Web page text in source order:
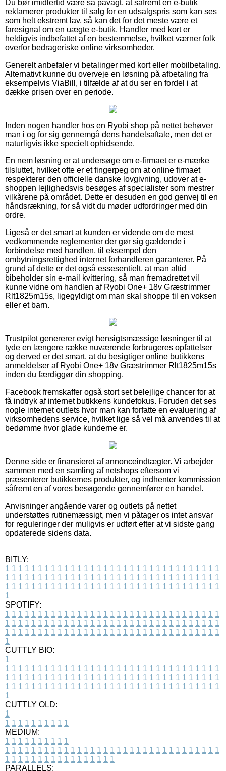
Du bør imidlertid være så påvagt, at såfremt en e-butik
reklamerer produkter til salg for en udsalgspris som kan ses
som helt ekstremt lav, så kan det for det meste være et
faresignal om en uægte e-butik. Handler med kort er
heldigvis indbefattet af en bestemmelse, hvilket værner folk
overfor bedrageriske online virksomheder.
Generelt anbefaler vi betalinger med kort eller mobilbetaling.
Alternativt kunne du overveje en løsning på afbetaling fra
eksempelvis ViaBill, i tilfælde af at du ser en fordel i at
dække prisen over en periode.
Inden nogen handler hos en Ryobi shop på nettet behøver
man i og for sig gennemgå dens handelsaftale, men det er
naturligvis ikke specielt ophidsende.
En nem løsning er at undersøge om e-firmaet er e-mærke
tilsluttet, hvilket ofte er et fingerpeg om at online firmaet
respekterer den officielle danske lovgivning, udover at e-
shoppen lejlighedsvis besøges af specialister som mestrer
vilkårene på området. Dette er desuden en god genvej til en
håndsrækning, for så vidt du møder udfordringer med din
ordre.
Ligeså er det smart at kunden er vidende om de mest
vedkommende reglementer der gør sig gældende i
forbindelse med handlen, til eksempel den
ombytningsrettighed internet forhandleren garanterer. På
grund af dette er det også essesentielt, at man altid
bibeholder sin e-mail kvittering, så man fremadrettet vil
kunne vidne om handlen af Ryobi One+ 18v Græstrimmer
Rlt1825m15s, ligegyldigt om man skal shoppe til en voksen
eller et barn.
Trustpilot genererer evigt hensigtsmæssige løsninger til at
tyde en længere række nuværende forbrugeres opfattelser
og derved er det smart, at du besigtiger online butikkens
anmeldelser af Ryobi One+ 18v Græstrimmer Rlt1825m15s
inden du færdiggør din shopping.
Facebook fremskaffer også stort set belejlige chancer for at
få indtryk af internet butikkens kundefokus. Foruden det ses
nogle internet outlets hvor man kan forfatte en evaluering af
virksomhedens service, hvilket lige så vel må anvendes til at
bedømme hvor glade kunderne er.
Denne side er finansieret af annonceindtægter. Vi arbejder
sammen med en samling af netshops eftersom vi
præsenterer butikkernes produkter, og indhenter kommission
såfremt en af vores besøgende gennemfører en handel.
Anvisninger angående varer og outlets på nettet
understøttes rutinemæssigt, men vi påtager os intet ansvar
for reguleringer der muligvis er udført efter at vi sidste gang
opdaterede sidens data.
BITLY:
1 1 1 1 1 1 1 1 1 1 1 1 1 1 1 1 1 1 1 1 1 1 1 1 1 1 1 1 1 1 1 1 1
1 1 1 1 1 1 1 1 1 1 1 1 1 1 1 1 1 1 1 1 1 1 1 1 1 1 1 1 1 1 1 1 1
1 1 1 1 1 1 1 1 1 1 1 1 1 1 1 1 1 1 1 1 1 1 1 1 1 1 1 1 1 1 1 1 1
1
SPOTIFY:
1 1 1 1 1 1 1 1 1 1 1 1 1 1 1 1 1 1 1 1 1 1 1 1 1 1 1 1 1 1 1 1 1
1 1 1 1 1 1 1 1 1 1 1 1 1 1 1 1 1 1 1 1 1 1 1 1 1 1 1 1 1 1 1 1 1
1 1 1 1 1 1 1 1 1 1 1 1 1 1 1 1 1 1 1 1 1 1 1 1 1 1 1 1 1 1 1 1 1
1
CUTTLY BIO:
1
1 1 1 1 1 1 1 1 1 1 1 1 1 1 1 1 1 1 1 1 1 1 1 1 1 1 1 1 1 1 1 1 1
1 1 1 1 1 1 1 1 1 1 1 1 1 1 1 1 1 1 1 1 1 1 1 1 1 1 1 1 1 1 1 1 1
1 1 1 1 1 1 1 1 1 1 1 1 1 1 1 1 1 1 1 1 1 1 1 1 1 1 1 1 1 1 1 1 1
1
CUTTLY OLD:
1
1 1 1 1 1 1 1 1 1 1
MEDIUM:
1 1 1 1 1 1 1 1 1 1
1 1 1 1 1 1 1 1 1 1 1 1 1 1 1 1 1 1 1 1 1 1 1 1 1 1 1 1 1 1 1 1 1
1 1 1 1 1 1 1 1 1 1 1 1 1 1 1 1 1
PARALLELS: